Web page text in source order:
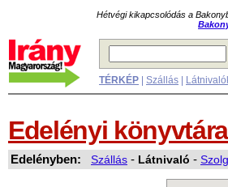
Hétvégi kikapcsolódás a
TÉRKÉP Szállás
Edelényi
Edelényben: Szállás - Látnivaló -